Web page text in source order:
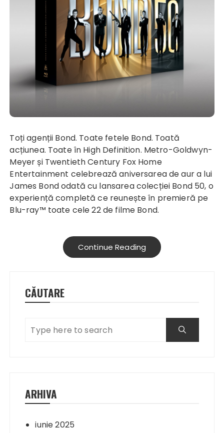
Toți agenții Bond. Toate fetele Bond. Toată
acțiunea. Toate în High Definition. Metro-Goldwyn-
Meyer și Twentieth Century Fox Home
Entertainment celebrează aniversarea de aur a lui
James Bond odată cu lansarea colecției Bond 50, o
experiență completă ce reunește în premieră pe
Blu-ray™ toate cele 22 de filme Bond.
Continue Reading
CĂUTARE
ARHIVA
iunie 2025